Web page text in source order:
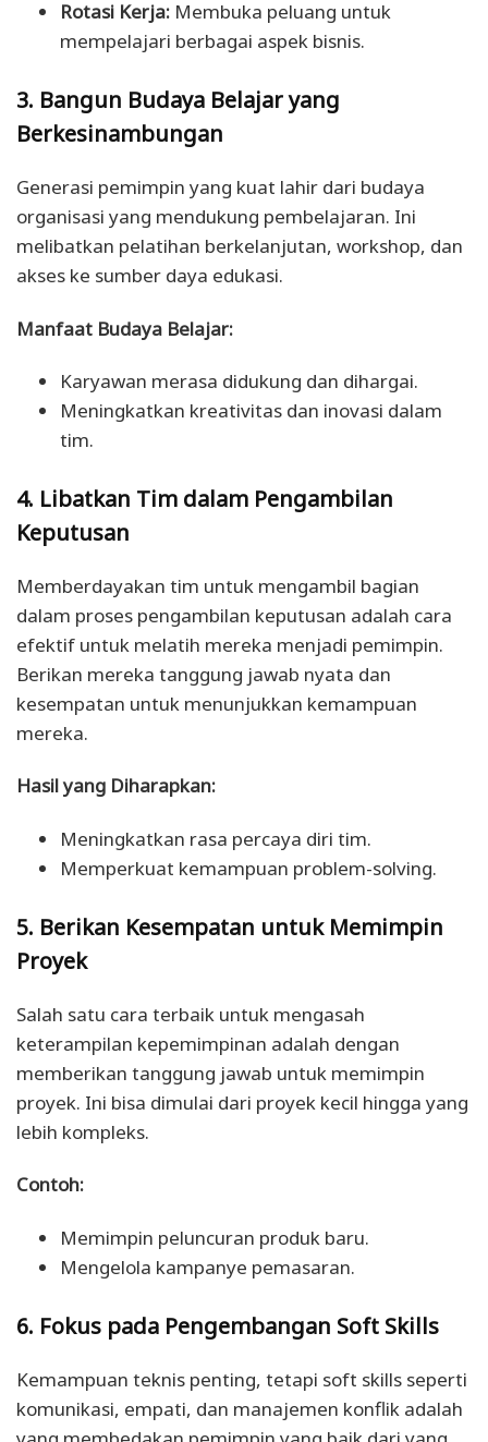
Rotasi Kerja: Membuka peluang untuk
mempelajari berbagai aspek bisnis.
3. Bangun Budaya Belajar yang
Berkesinambungan
Generasi pemimpin yang kuat lahir dari budaya
organisasi yang mendukung pembelajaran. Ini
melibatkan pelatihan berkelanjutan, workshop, dan
akses ke sumber daya edukasi.
Manfaat Budaya Belajar:
Karyawan merasa didukung dan dihargai.
Meningkatkan kreativitas dan inovasi dalam
tim.
4. Libatkan Tim dalam Pengambilan
Keputusan
Memberdayakan tim untuk mengambil bagian
dalam proses pengambilan keputusan adalah cara
efektif untuk melatih mereka menjadi pemimpin.
Berikan mereka tanggung jawab nyata dan
kesempatan untuk menunjukkan kemampuan
mereka.
Hasil yang Diharapkan:
Meningkatkan rasa percaya diri tim.
Memperkuat kemampuan problem-solving.
5. Berikan Kesempatan untuk Memimpin
Proyek
Salah satu cara terbaik untuk mengasah
keterampilan kepemimpinan adalah dengan
memberikan tanggung jawab untuk memimpin
proyek. Ini bisa dimulai dari proyek kecil hingga yang
lebih kompleks.
Contoh:
Memimpin peluncuran produk baru.
Mengelola kampanye pemasaran.
6. Fokus pada Pengembangan Soft Skills
Kemampuan teknis penting, tetapi soft skills seperti
komunikasi, empati, dan manajemen konflik adalah